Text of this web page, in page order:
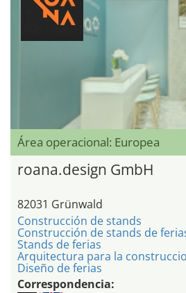
Área operacional: Europea
roana.design GmbH
82031 Grünwald
Construcción de stands
Construcción de stands de
Stands de ferias
Arquitectura para la
Diseño de ferias
Correspondencia: